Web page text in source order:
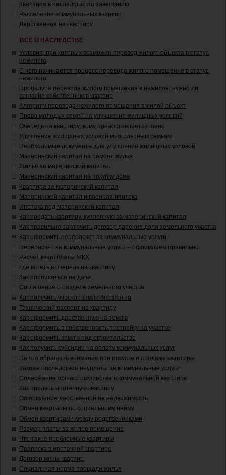
Квартира в наследство по завещанию
Расселение коммунальных квартир
Дарственная на квартиру
ВСЕ О НАСЛЕДСТВЕ
Условия, при которых возможен перевод жилого объекта в статус
нежилого
С чего начинается процесс перевода жилого помещения в статус
нежилого
Процедура перевода жилого помещения в нежилое: нужно ли
согласие собственников квартир
Алгоритм перевода нежилого помещения в жилой объект
Право молодых семей на улучшение жилищных условий
Очередь на квартиру: кому предоставляется шанс
Улучшение жилищных условий многодетным семьям
Необходимые документы для улучшения жилищных условий
Материнский капитал на ремонт жилья
Жильё за материнский капитал
Материнский капитал на покупку дома
Квартира за материнский капитал
Материнский капитал и военная ипотека
Ипотека под материнский капитал
Как продать квартиру, купленную за материнский капитал
Как правильно заключить договор дарения доли земельного участка
Как оформить перерасчет за коммунальные услуги
Перерасчет за коммунальные услуги – оформляем правильно
Расчет квартплаты ЖКХ
Где встать в очередь на квартиру
Как прописаться на даче
Соглашение о разделе земельного участка
Как получить участок земли бесплатно
Технический паспорт на квартиру
Как оформить дарственную на землю
Как оформить в собственность постройку на участке
Как оформить землю под строительство
Как получить субсидии на оплату коммунальных услуг
На что обращать внимание при покупке и продаже квартиры
Каковы последствия неуплаты за коммунальные услуги
Содержание общего имущества в коммунальной квартире
Как продать ипотечную квартиру
Оформление дарственной на недвижимость
Обмен квартиры по социальному найму
Обмен квартирами между родственниками
Размер платы за жилое помещение
Что такое проблемные квартиры
Прописка в ипотечной квартире
Договор мены квартир
Социальная норма площади жилья